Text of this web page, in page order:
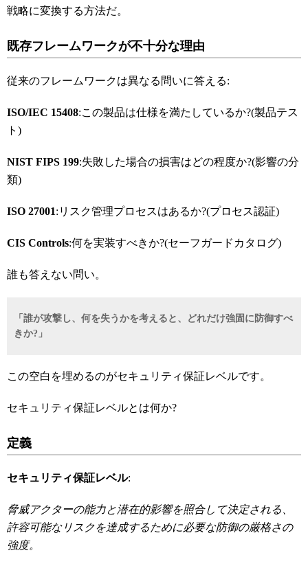
戦略に変換する方法だ。
既存フレームワークが不十分な理由
従来のフレームワークは異なる問いに答える:
ISO/IEC 15408:この製品は仕様を満たしているか?(製品テス
ト)
NIST FIPS 199:失敗した場合の損害はどの程度か?(影響の分
類)
ISO 27001:リスク管理プロセスはあるか?(プロセス認証)
CIS Controls:何を実装すべきか?(セーフガードカタログ)
誰も答えない問い。
「誰が攻撃し、何を失うかを考えると、どれだけ強固に防御すべ
きか? 」
この空白を埋めるのがセキュリティ保証レベルです。
セキュリティ保証レベルとは何か?
定義
セキュリティ保証レベル:
脅威アクターの能力と潜在的影響を照合して決定される、
許容可能なリスクを達成するために必要な防御の厳格さの
強度。